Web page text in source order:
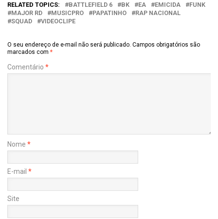
RELATED TOPICS: BATTLEFIELD 6 BK EA EMICIDA
FUNK
MAJOR RD
MUSICPRO PAPATINHO
RAP NACIONAL
SQUAD
VIDEOCLIPE
O seu endereço de e-mail não será publicado. Campos obrigatórios são
marcados com *
Comentário *
Nome *
E-mail *
Site